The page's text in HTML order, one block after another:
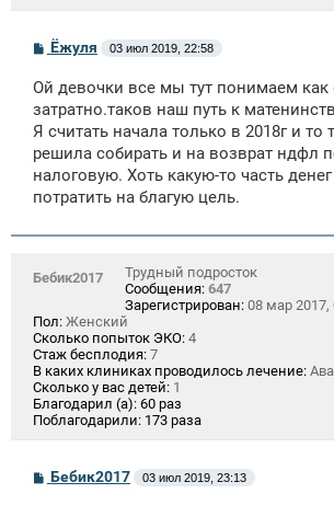
С
о
б
щ
н
и
Ёжуля 03 июл 2019, 22:58
Ой девочки все мы тут понимаем
затратно.таков наш путь к
Я считать начала только в 2018г и то
решила собирать и на возврат ндфл
налоговую. Хоть какую-то часть
потратить на благую цель.
Бебик2017
Трудный подросток
Сообщения: 647
Зарегистрирован: 08 мар 2017,
Пол: Женский
Сколько попыток ЭКО: 4
Стаж бесплодия: 7
В каких клиниках проводилось лечение:
Сколько у вас детей: 1
Благодарил (а): 60 раз
Поблагодарили: 173 раза
С
о
Бебик2017 03 июл 2019, 23:13